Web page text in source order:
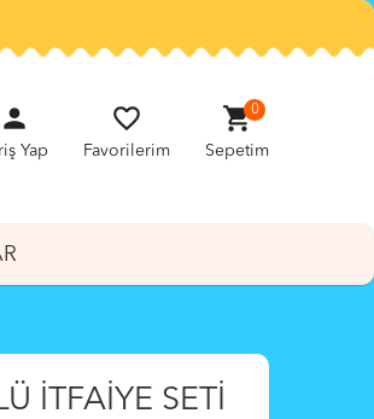
person
Yap
favorite_border
Favorilerim
shopping_cart
Sepetim
0
İTFAİYE SETİ